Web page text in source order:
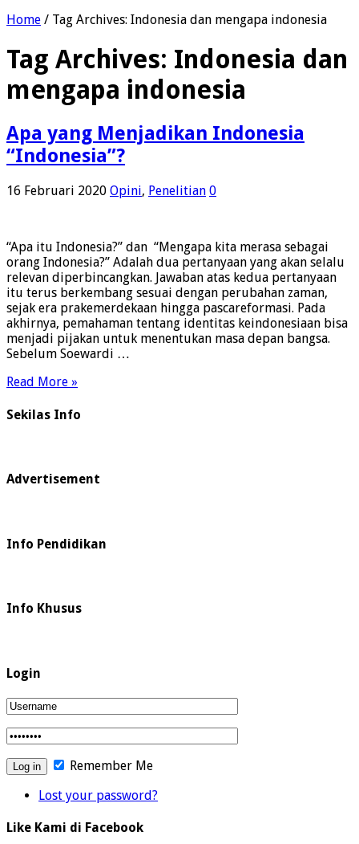
Home / Tag Archives: Indonesia dan mengapa indonesia
Tag Archives: Indonesia dan
mengapa indonesia
Apa yang Menjadikan Indonesia
“Indonesia”?
16 Februari 2020 Opini, Penelitian 0
“Apa itu Indonesia?” dan “Mengapa kita merasa sebagai
orang Indonesia?” Adalah dua pertanyaan yang akan selalu
relevan diperbincangkan. Jawaban atas kedua pertanyaan
itu terus berkembang sesuai dengan perubahan zaman,
sejak era prakemerdekaan hingga pascareformasi. Pada
akhirnya, pemahaman tentang identitas keindonesiaan bisa
menjadi pijakan untuk menentukan masa depan bangsa.
Sebelum Soewardi …
Read More »
Sekilas Info
Advertisement
Info Pendidikan
Info Khusus
Login
Remember Me
Lost your password?
Like Kami di Facebook